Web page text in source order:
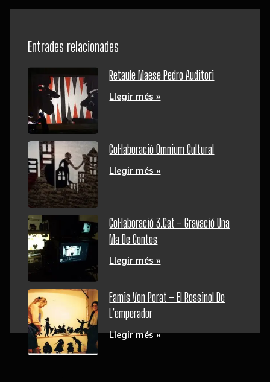
Entrades relacionades
Retaule Maese Pedro Auditori
Llegir més »
Col·laboració Omnium Cultural
Llegir més »
Col·laboració 3.cat – Gravació Una
Ma De Contes
Llegir més »
Famis Von Porat – El Rossinol De
L’emperador
Llegir més »